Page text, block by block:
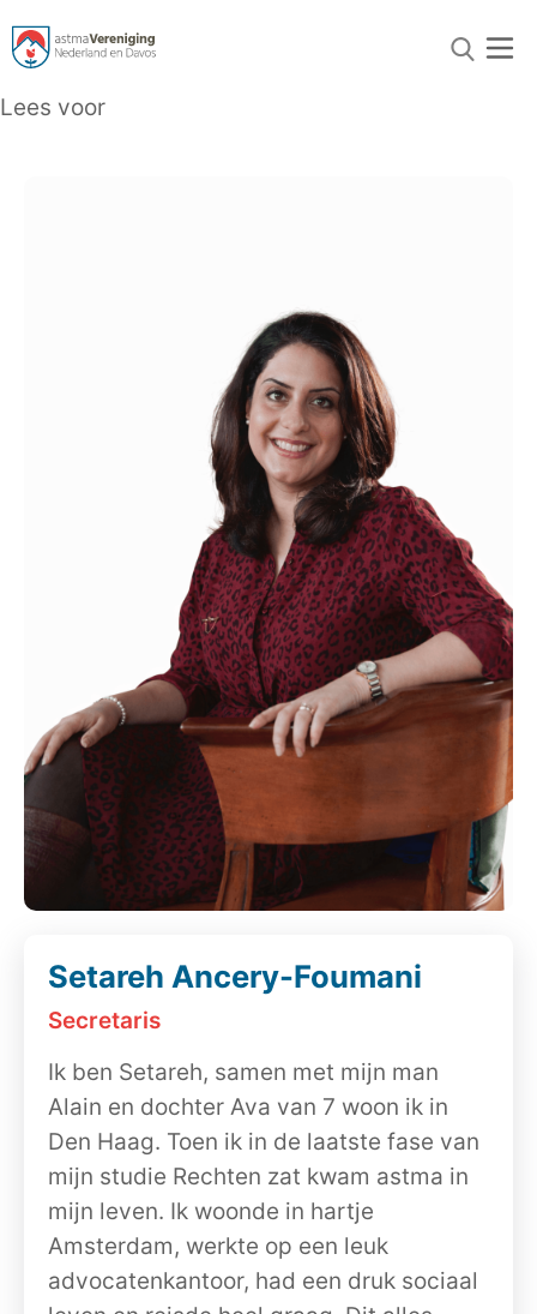
Lees voor
Setareh Ancery-Foumani
Secretaris
Ik ben Setareh, samen met mijn man
Alain en dochter Ava van 7 woon ik in
Den Haag. Toen ik in de laatste fase van
mijn studie Rechten zat kwam astma in
mijn leven. Ik woonde in hartje
Amsterdam, werkte op een leuk
advocatenkantoor, had een druk sociaal